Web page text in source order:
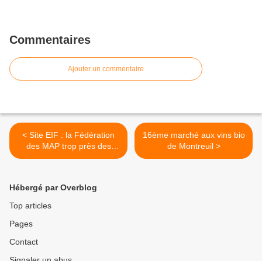
Commentaires
Ajouter un commentaire
< Site EIF : la Fédération
des MAP trop près des
murs
16ème marché aux vins bio
de Montreuil >
Hébergé par Overblog
Top articles
Pages
Contact